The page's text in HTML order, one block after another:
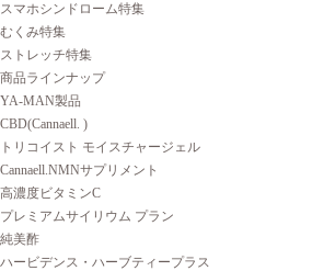
スマホシンドローム特集
むくみ特集
ストレッチ特集
商品ラインナップ
YA-MAN製品
CBD(Cannaell. )
トリコイスト モイスチャージェル
Cannaell.NMNサプリメント
高濃度ビタミンC
プレミアムサイリウム プラン
純美酢
ハービデンス・ハーブティープラス